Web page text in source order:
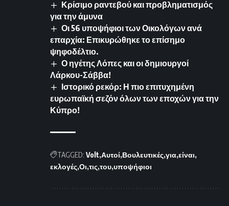
Κρίσιμο ραντεβού και προβληματισμός
για την άμυνα
Οι 56 υποψήφιοι των Οικολόγων ανά
επαρχία: Επικυρώθηκε το επίσημο
ψηφοδέλτιο.
Ο ηγέτης Λόπες και οι δημιουργοί
Λάρκου-Σάββα!
Ιστορικό ρεκόρ: Η πιο επιτυχημένη
ευρωπαϊκή σεζόν όλων των εποχών για την
Κύπρο!
TAGGED: Volt Αυτοί Βουλευτικές για είναι
εκλογές Οι τις του υποψήφιοι